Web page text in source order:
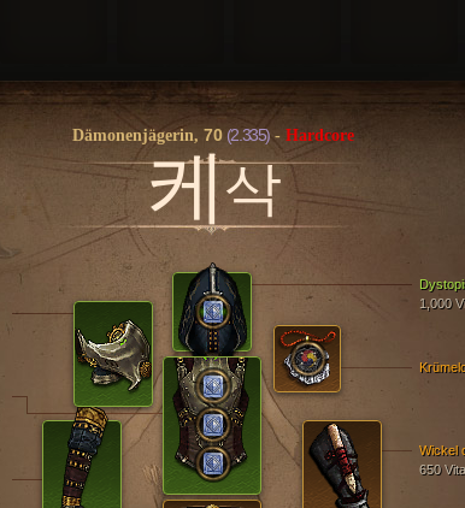
Dämonenjägerin, 70 (2.335) - Hardcore
케삭
1,000
Wickel
650